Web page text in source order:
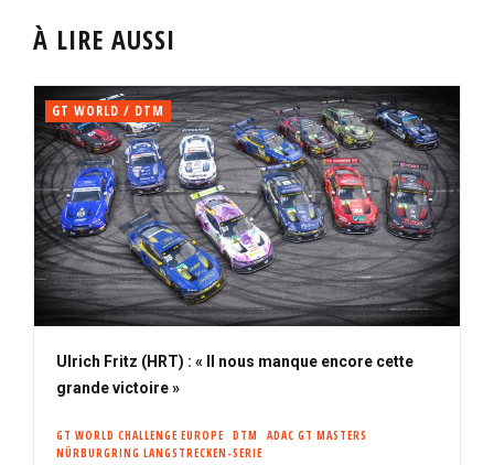
À LIRE AUSSI
GT WORLD / DTM
Ulrich Fritz (HRT) : « Il nous manque encore cette
grande victoire »
GT WORLD CHALLENGE EUROPE DTM
ADAC GT MASTERS
NÜRBURGRING LANGSTRECKEN-SERIE